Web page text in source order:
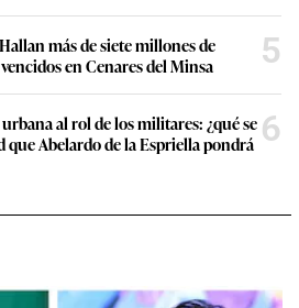
más de siete millones de
en Cenares del Minsa
5
al rol de los militares: ¿qué se
que Abelardo de la Espriella pondrá 6